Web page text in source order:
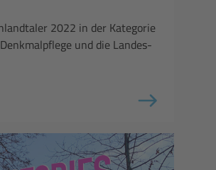
2022 in der Kategorie
und die Landes-